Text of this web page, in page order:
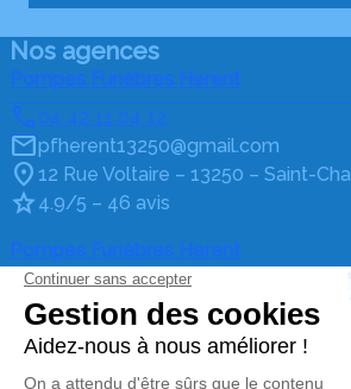
Nos agences
Pompes Funèbres Herent
04 42 11 04 12
pfherent13250@gmail.com
12 Rue Voltaire – 13250 – Saint-
4.9/5 – 46 avis
Pompes Funèbres Herent
04 90 45 95 94
pfherent@gmail.com
19 Cours Aristide Briand – 13580 –
5/5 – 100 avis